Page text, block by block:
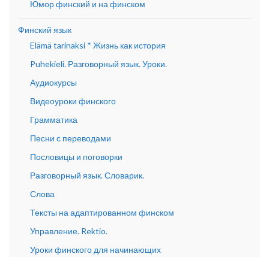
Юмор финский и на финском
Финский язык
Elämä tarinaksi * Жизнь как история
Puhekieli. Разговорный язык. Уроки.
Аудиокурсы
Видеоуроки финского
Грамматика
Песни с переводами
Пословицы и поговорки
Разговорный язык. Словарик.
Слова
Тексты на адаптированном финском
Управление. Rektio.
Уроки финского для начинающих